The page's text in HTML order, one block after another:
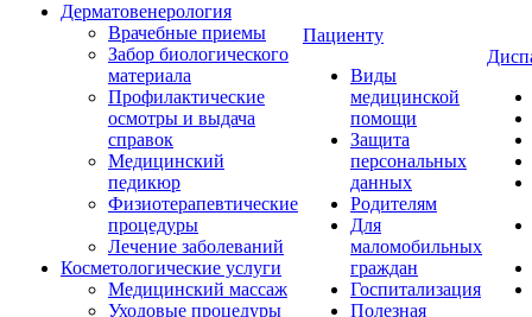
Дерматовенерология
Врачебные приемы
Забор биологического
материала
Профилактические
осмотры и выдача
справок
Медицинский
педикюр
Физиотерапевтические
процедуры
Лечение заболеваний
Косметологические услуги
Медицинский массаж
Уходовые процедуры
Пациенту
Виды
медицинской
помощи
Защита
персональных
данных
Родителям
Для
маломобильных
граждан
Госпитализация
Полезная